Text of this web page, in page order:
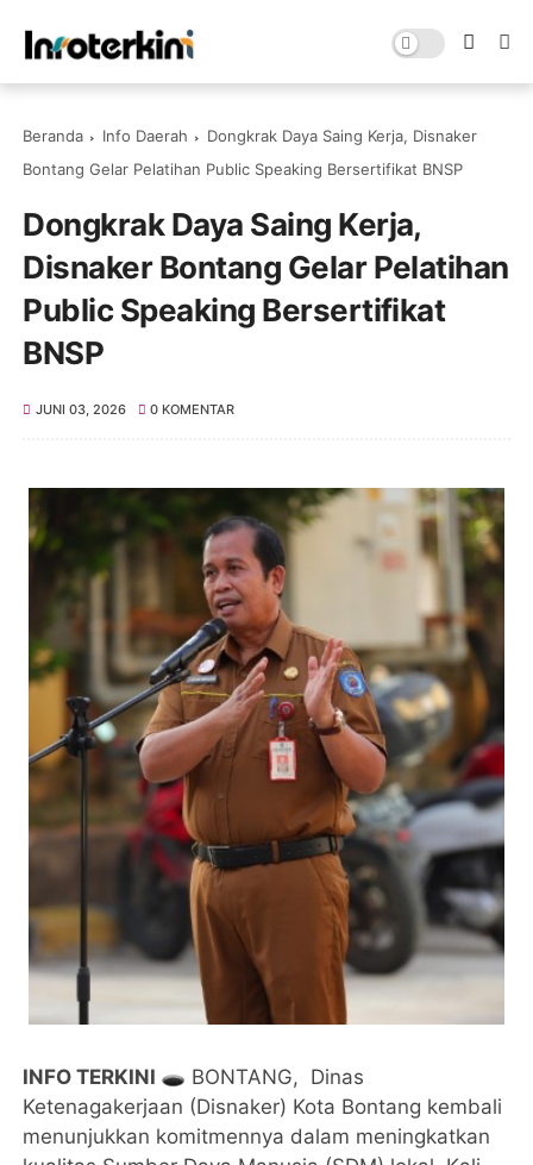
Beranda Info Daerah
Dongkrak Daya Saing Kerja, Disnaker
Bontang Gelar Pelatihan Public Speaking Bersertifikat BNSP
Dongkrak Daya Saing Kerja,
Disnaker Bontang Gelar Pelatihan
Public Speaking Bersertifikat
BNSP
JUNI 03, 2026 0 KOMENTAR
INFO TERKINI 🕳️ ​BONTANG, Dinas
Ketenagakerjaan (Disnaker) Kota Bontang kembali
menunjukkan komitmennya dalam meningkatkan